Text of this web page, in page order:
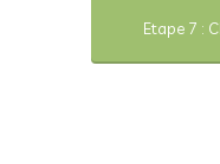
Etape 7 :